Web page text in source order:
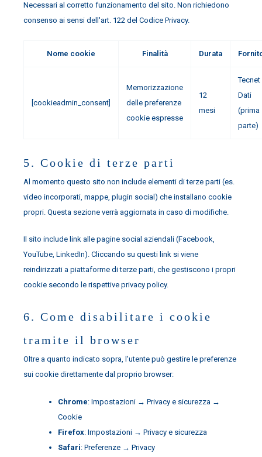
Necessari al corretto funzionamento del sito. Non richiedono
consenso ai sensi dell'art. 122 del Codice Privacy.
Nome cookie Finalità Durata
[cookieadmin_consent]
Memorizzazione
delle preferenze
cookie espresse
12
mesi
Tecnet
Dati
(prima
parte)
5. Cookie di terze parti
Al momento questo sito non include elementi di terze parti (es.
video incorporati, mappe, plugin social) che installano cookie
propri. Questa sezione verrà aggiornata in caso di modifiche.
Il sito include link alle pagine social aziendali (Facebook,
YouTube, LinkedIn). Cliccando su questi link si viene
reindirizzati a piattaforme di terze parti, che gestiscono i propri
cookie secondo le rispettive privacy policy.
6. Come disabilitare i cookie
tramite il browser
Oltre a quanto indicato sopra, l'utente può gestire le preferenze
sui cookie direttamente dal proprio browser:
Chrome: Impostazioni → Privacy e sicurezza →
Cookie
Firefox: Impostazioni → Privacy e sicurezza
Safari: Preferenze → Privacy